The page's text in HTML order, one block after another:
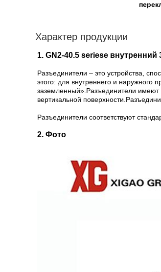
Характер продукции
1. GN2-40.5 seriese
Разъединители – это устройства,
этого: для внутреннего и
заземленный».Разъединители имеют
вертикальной
Разъединители соответствуют
2. Фото